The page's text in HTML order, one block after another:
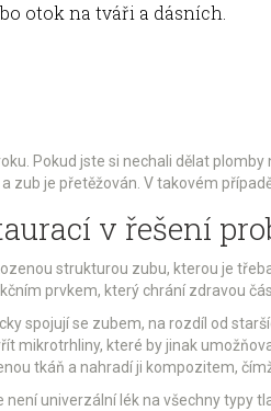
otok na tváři a dásních.
Pokud jste si nechali dělat
zub je přetěžován. V takovém
v řešení
strukturou zubu, kterou je
prvkem, který chrání zdravou
spojují se zubem, na rozdíl od
mikrotrhliny, které by jinak
tkáň a nahradí ji kompozitem,
univerzální lék na všechny typy